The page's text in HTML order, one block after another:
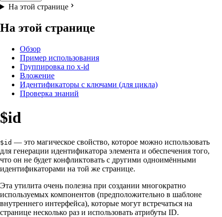
На этой странице
На этой странице
Обзор
Пример использования
Группировка по x-id
Вложение
Идентификаторы с ключами (для цикла)
Проверка знаний
$id
$id — это магическое свойство, которое можно использовать
для генерации идентификатора элемента и обеспечения того,
что он не будет конфликтовать с другими одноимёнными
идентификаторами на той же странице.
Эта утилита очень полезна при создании многократно
используемых компонентов (предположительно в шаблоне
внутреннего интерфейса), которые могут встречаться на
странице несколько раз и использовать атрибуты ID.